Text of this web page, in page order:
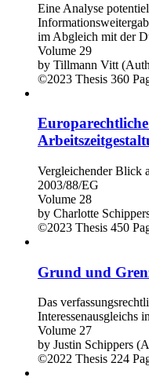
Eine Analyse
im Abgleich mit der
Volume 29
by Tillmann Vitt
©2023 Thesis 360
Vergleichender Blick
2003/88/EG
Volume 28
by Charlotte
©2023 Thesis 450
Grund und
Das
Interessenausgleichs
Volume 27
by Justin Schippers
©2022 Thesis 224